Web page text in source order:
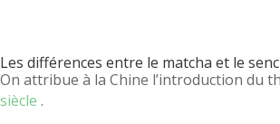
client
Les différences entre le matcha et le
On attribue à la Chine l’introduction du
siècle .